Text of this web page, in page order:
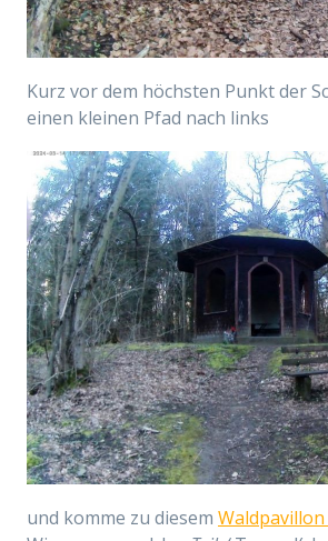
Kurz vor dem höchsten Punkt der
einen kleinen Pfad nach links
und komme zu diesem